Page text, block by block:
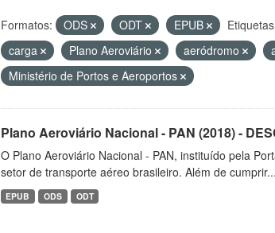
Formatos: ODS ODT EPUB
carga
Plano Aeroviário aeródromo
Ministério de Portos e Aeroportos
Plano Aeroviário Nacional - PAN (2018) -
O Plano Aeroviário Nacional - PAN, instituído pela
setor de transporte aéreo brasileiro. Além de cumprir...
EPUB ODS ODT